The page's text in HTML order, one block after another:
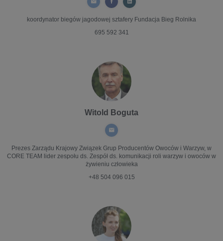
koordynator biegów jagodowej sztafery Fundacja Bieg Rolnika
695 592 341
Witold Boguta
Prezes Zarządu Krajowy Związek Grup Producentów Owoców i Warzyw, w
CORE TEAM lider zespołu ds. Zespół ds. komunikacji roli warzyw i owoców w
żywieniu człowieka
+48 504 096 015